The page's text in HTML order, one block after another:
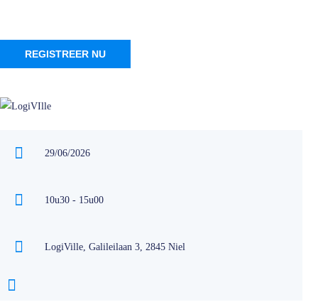
REGISTREER NU
29/06/2026
10u30 - 15u00
LogiVille, Galileilaan 3, 2845 Niel